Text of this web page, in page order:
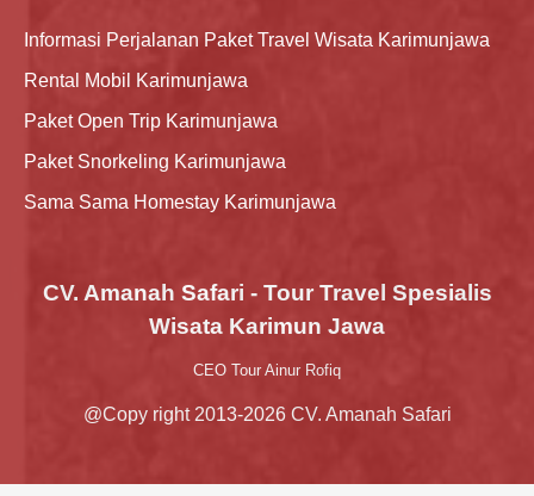
Informasi Perjalanan Paket Travel Wisata Karimunjawa
Rental Mobil Karimunjawa
Paket Open Trip Karimunjawa
Paket Snorkeling Karimunjawa
Sama Sama Homestay Karimunjawa
CV. Amanah Safari - Tour Travel Spesialis
Wisata Karimun Jawa
CEO Tour Ainur Rofiq
@Copy right 2013-2026 CV. Amanah Safari